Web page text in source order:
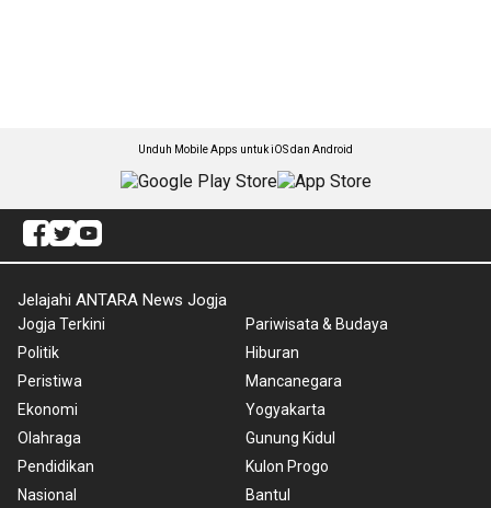
Unduh Mobile Apps untuk iOS dan Android
Jelajahi ANTARA News Jogja
Jogja Terkini
Politik
Peristiwa
Ekonomi
Olahraga
Pendidikan
Nasional
Pariwisata & Budaya
Hiburan
Mancanegara
Yogyakarta
Gunung Kidul
Kulon Progo
Bantul